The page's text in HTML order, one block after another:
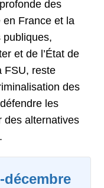
des
en France et la
publiques,
et de l’État de
FSU, reste
des
les
des alternatives
décembre